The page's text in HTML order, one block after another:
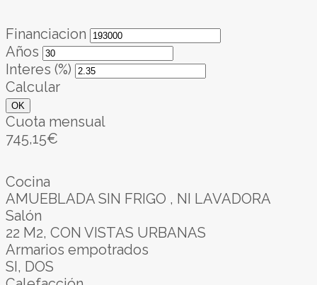
Financiacion
Años
Interes (%)
Calcular
OK
Cuota mensual
745,15€
Cocina
AMUEBLADA SIN FRIGO , NI LAVADORA
Salón
22 M2, CON VISTAS URBANAS
Armarios empotrados
SI, DOS